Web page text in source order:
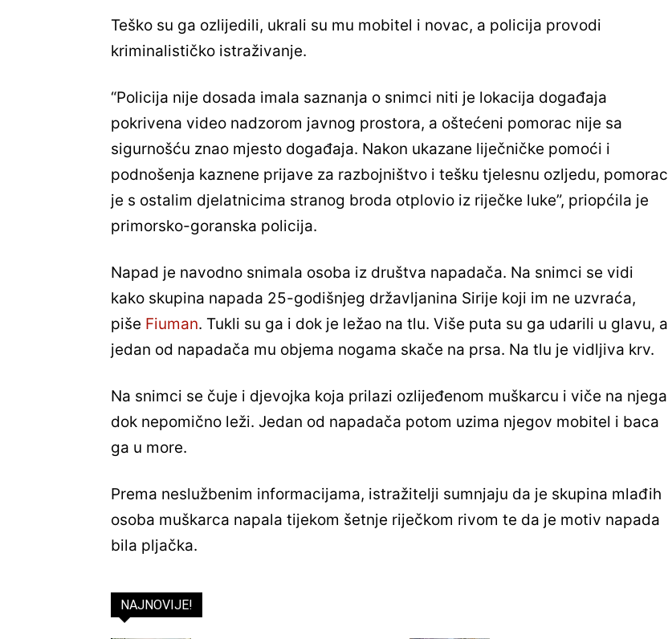
Teško su ga ozlijedili, ukrali su mu mobitel i novac, a policija provodi
kriminalističko istraživanje.
“Policija nije dosada imala saznanja o snimci niti je lokacija događaja
pokrivena video nadzorom javnog prostora, a oštećeni pomorac nije sa
sigurnošću znao mjesto događaja. Nakon ukazane liječničke pomoći i
podnošenja kaznene prijave za razbojništvo i tešku tjelesnu ozljedu, pomorac
je s ostalim djelatnicima stranog broda otplovio iz riječke luke”, priopćila je
primorsko-goranska policija.
Napad je navodno snimala osoba iz društva napadača. Na snimci se vidi
kako skupina napada 25-godišnjeg državljanina Sirije koji im ne uzvraća,
piše Fiuman. Tukli su ga i dok je ležao na tlu. Više puta su ga udarili u glavu, a
jedan od napadača mu objema nogama skače na prsa. Na tlu je vidljiva krv.
Na snimci se čuje i djevojka koja prilazi ozlijeđenom muškarcu i viče na njega
dok nepomično leži. Jedan od napadača potom uzima njegov mobitel i baca
ga u more.
Prema neslužbenim informacijama, istražitelji sumnjaju da je skupina mlađih
osoba muškarca napala tijekom šetnje riječkom rivom te da je motiv napada
bila pljačka.
NAJNOVIJE!